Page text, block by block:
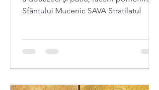
Sfântului Mucenic SAVA Stratilatul